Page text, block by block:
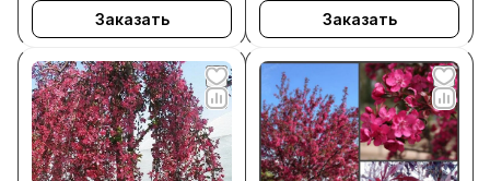
Заказать Заказать